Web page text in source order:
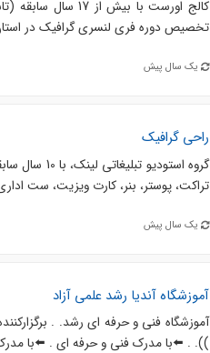
تخصیص دوره فری لنسری گرافیک در
یک سال پیش
راحی گرافیک
گروه
تراکت، پوستر، بنر، کارت ویزیت، ست
یک سال پیش
آموزشگاه آندیا رشد علمی آزاد
آموزشگاه فنی و حرفه ای رشد. .
)). . ⬅️با مدرک فنی و حرفه ای . ⬅️با